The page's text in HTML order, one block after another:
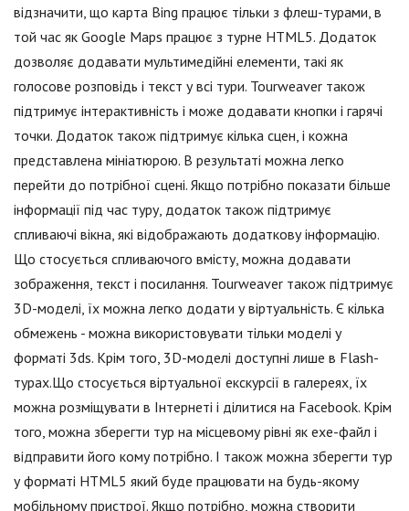
відзначити, що карта Bing працює тільки з флеш-турами, в
той час як Google Maps працює з турне HTML5. Додаток
дозволяє додавати мультимедійні елементи, такі як
голосове розповідь і текст у всі тури. Tourweaver також
підтримує інтерактивність і може додавати кнопки і гарячі
точки. Додаток також підтримує кілька сцен, і кожна
представлена мініатюрою. В результаті можна легко
перейти до потрібної сцені. Якщо потрібно показати більше
інформації під час туру, додаток також підтримує
спливаючі вікна, які відображають додаткову інформацію.
Що стосується спливаючого вмісту, можна додавати
зображення, текст і посилання. Tourweaver також підтримує
3D-моделі, їх можна легко додати у віртуальність. Є кілька
обмежень - можна використовувати тільки моделі у
форматі 3ds. Крім того, 3D-моделі доступні лише в Flash-
турах.Що стосується віртуальної екскурсії в галереях, їх
можна розміщувати в Інтернеті і ділитися на Facebook. Крім
того, можна зберегти тур на місцевому рівні як exe-файл і
відправити його кому потрібно. І також можна зберегти тур
у форматі HTML5 який буде працювати на будь-якому
мобільному пристрої. Якщо потрібно, можна створити